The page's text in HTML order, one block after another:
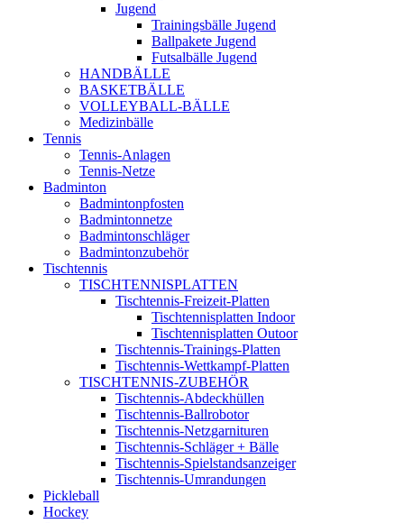
Jugend
Trainingsbälle Jugend
Ballpakete Jugend
Futsalbälle Jugend
HANDBÄLLE
BASKETBÄLLE
VOLLEYBALL-BÄLLE
Medizinbälle
Tennis
Tennis-Anlagen
Tennis-Netze
Badminton
Badmintonpfosten
Badmintonnetze
Badmintonschläger
Badmintonzubehör
Tischtennis
TISCHTENNISPLATTEN
Tischtennis-Freizeit-Platten
Tischtennisplatten Indoor
Tischtennisplatten Outoor
Tischtennis-Trainings-Platten
Tischtennis-Wettkampf-Platten
TISCHTENNIS-ZUBEHÖR
Tischtennis-Abdeckhüllen
Tischtennis-Ballrobotor
Tischtennis-Netzgarnituren
Tischtennis-Schläger + Bälle
Tischtennis-Spielstandsanzeiger
Tischtennis-Umrandungen
Pickleball
Hockey